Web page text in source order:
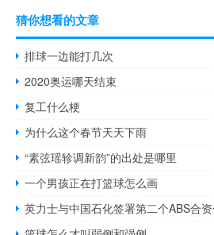
猜你想看的文章
排球一边能打几次
2020奥运哪天结束
复工什么梗
为什么这个春节天天下雨
“素弦瑶轸调新韵”的出处是哪里
一个男孩正在打篮球怎么画
英力士与中国石化签署第二个ABS合